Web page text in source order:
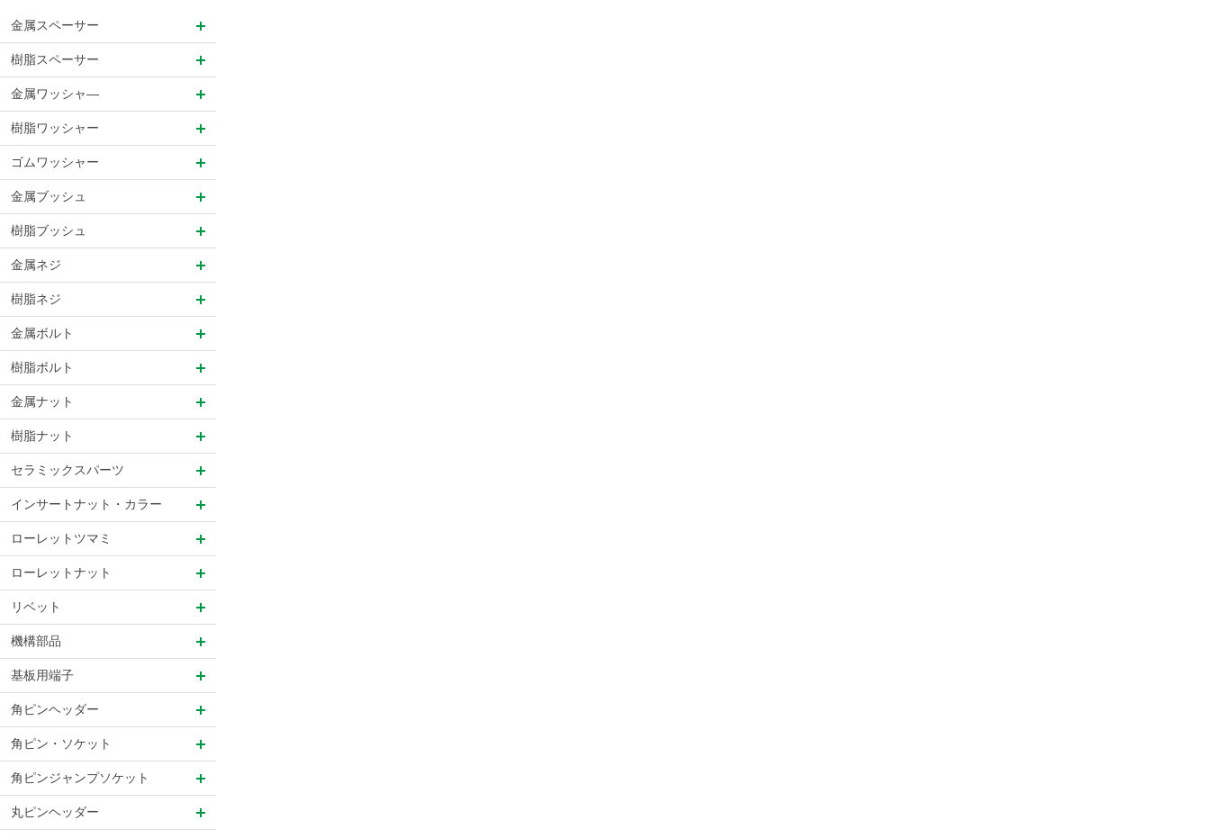
金属スペーサー
樹脂スペーサー
金属ワッシャ―
樹脂ワッシャー
ゴムワッシャー
金属ブッシュ
樹脂ブッシュ
金属ネジ
樹脂ネジ
金属ボルト
樹脂ボルト
金属ナット
樹脂ナット
セラミックスパーツ
インサートナット・カラー
ローレットツマミ
ローレットナット
リベット
機構部品
基板用端子
角ピンヘッダー
角ピン・ソケット
角ピンジャンプソケット
丸ピンヘッダー